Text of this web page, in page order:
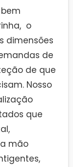
o
dimensões
de
de que
Nosso
que
mão